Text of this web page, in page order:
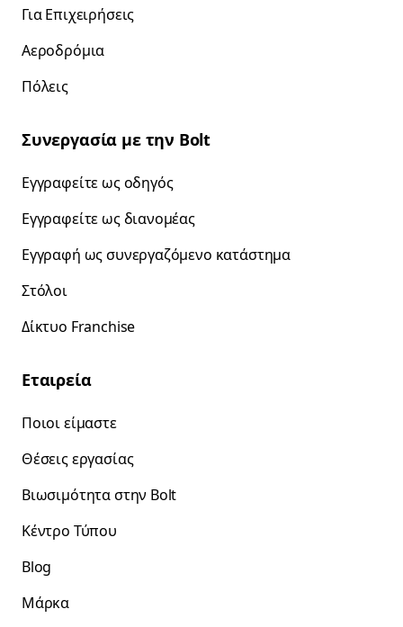
Για Επιχειρήσεις
Αεροδρόμια
Πόλεις
Συνεργασία με την Bolt
Εγγραφείτε ως οδηγός
Εγγραφείτε ως διανομέας
Εγγραφή ως συνεργαζόμενο κατάστημα
Στόλοι
Δίκτυο Franchise
Εταιρεία
Ποιοι είμαστε
Θέσεις εργασίας
Βιωσιμότητα στην Bolt
Κέντρο Τύπου
Blog
Μάρκα